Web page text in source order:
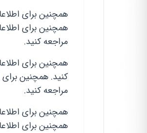
همچنین برای
همچنین برای
مراجعه کنید.
همچنین برای
کنید. همچنین برای
مراجعه کنید.
همچنین برای
همچنین برای